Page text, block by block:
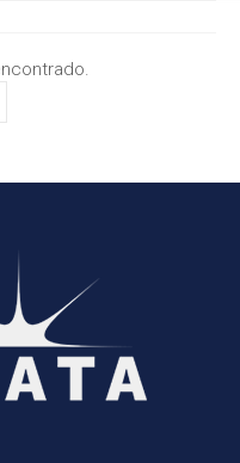
e Qualidade